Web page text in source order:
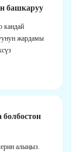
башкаруу
кандай
жардамы
алыңыз.